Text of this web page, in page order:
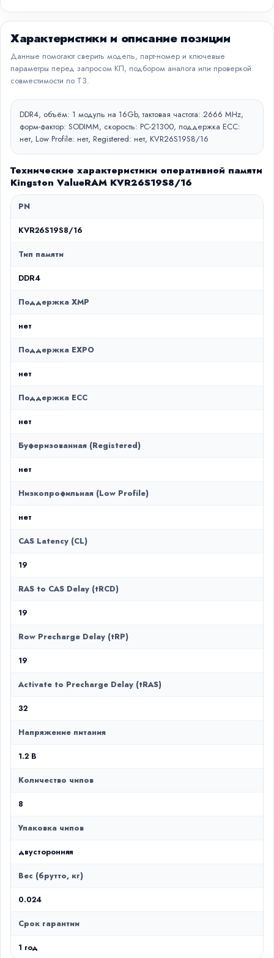
Характеристики и описание позиции
Данные помогают сверить модель, парт-номер и ключевые
параметры перед запросом КП, подбором аналога или проверкой
совместимости по ТЗ.
DDR4, объём: 1 модуль на 16Gb, тактовая частота: 2666 MHz,
форм-фактор: SODIMM, скорость: PC-21300, поддержка ECC:
нет, Low Profile: нет, Registered: нет, KVR26S19S8/16
Технические характеристики оперативной памяти
Kingston ValueRAM KVR26S19S8/16
PN
KVR26S19S8/16
Тип памяти
DDR4
Поддержка XMP
нет
Поддержка EXPO
нет
Поддержка ECC
нет
Буферизованная (Registered)
нет
Низкопрофильная (Low Profile)
нет
CAS Latency (CL)
19
RAS to CAS Delay (tRCD)
19
Row Precharge Delay (tRP)
19
Activate to Precharge Delay (tRAS)
32
Напряжение питания
1.2 В
Количество чипов
8
Упаковка чипов
двусторонняя
Вес (брутто, кг)
0.024
Срок гарантии
1 год